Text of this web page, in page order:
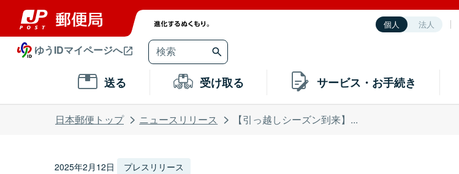
個人 法人
ゆうIDマイページへ
送る 受け取る サービス・お手続き
日本郵便トップ ニュースリリース 【引っ越しシーズン到来】...
2025年2月12日 プレスリリース